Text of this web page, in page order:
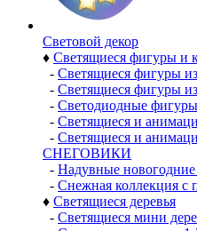
Световой декор
♦ Светящиеся фигуры и
- Светящиеся фигуры
- Светящиеся фигуры
- Светодиодные
- Светящиеся и
- Светящиеся и
СНЕГОВИКИ
- Надувные
- Снежная коллекция с
♦ Светящиеся деревья
- Светящиеся мини